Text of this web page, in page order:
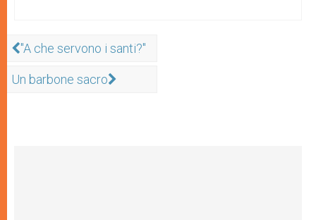
"A che servono i santi?"
Un barbone sacro